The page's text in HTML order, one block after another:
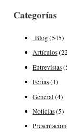
Categorías
Blog(545)
Artículos
Entrevistas
Ferias(1)
General (4)
Noticias(5)